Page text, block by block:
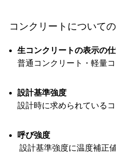
コンクリートについて
生コンクリートの表示の
普通コンクリート・軽量
設計基準強度
設計時に求められている
呼び強度
設計基準強度に温度補正